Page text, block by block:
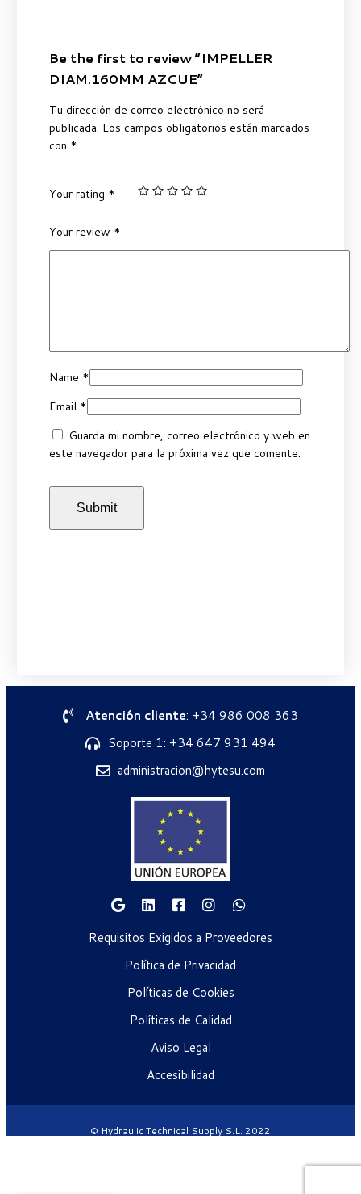
Be the first to review “IMPELLER
DIAM.160MM AZCUE”
Tu dirección de correo electrónico no será
publicada. Los campos obligatorios están marcados
con *
Your rating *
Your review *
Name *
Email *
Guarda mi nombre, correo electrónico y web en
este navegador para la próxima vez que comente.
Atención cliente: +34 986 008 363
Soporte 1: +34 647 931 494
administracion@hytesu.com
Requisitos Exigidos a Proveedores
Política de Privacidad
Políticas de Cookies
Políticas de Calidad
Aviso Legal
Accesibilidad
© Hydraulic Technical Supply S.L. 2022